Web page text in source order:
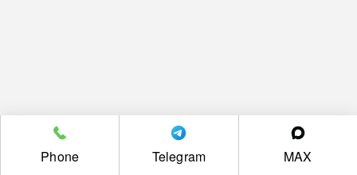
Phone Telegram MAX